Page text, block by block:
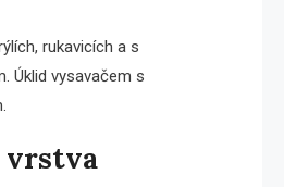
rukavicích a s
Úklid vysavačem s
vrstva